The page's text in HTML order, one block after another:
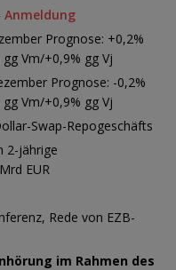
Anmeldung
Prognose: +0,2%
Vm/+0,9% gg Vj
Prognose: -0,2%
Vm/+0,9% gg Vj
Swap-Repogeschäfts
2-jährige
EUR
Rede von EZB-
im Rahmen des